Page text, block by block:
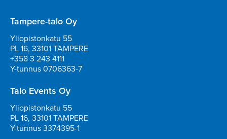
Tampere-talo Oy
Yliopistonkatu 55
PL 16, 33101 TAMPERE
+358 3 243 4111
Y-tunnus 0706363-7
Talo Events Oy
Yliopistonkatu 55
PL 16, 33101 TAMPERE
Y-tunnus 3374395-1